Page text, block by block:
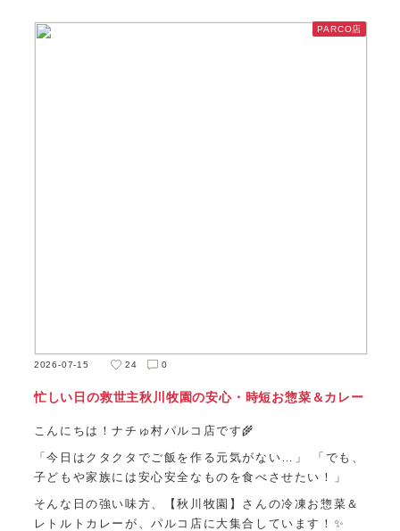
PARCO店
2026-07-15 24 0
忙しい日の救世主秋川牧園の安心・時短お惣菜＆カレー
こんにちは！ナチゅ村パルコ店です🌾
「今日はクタクタでご飯を作る元気がない…」 「でも、
子どもや家族には安心安全なものを食べさせたい！」
そんな日の強い味方、【秋川牧園】さんの冷凍お惣菜＆
レトルトカレーが、パルコ店に大集合しています！✨